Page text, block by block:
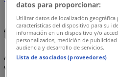
Xxl
Electrolux
A Tiendeo a Shopfully része -
világszerte újragondolja a helyi
datos para proporcionar:
Utilizar datos de localización
características del dispositivo para su
información en un dispositivo y/o
personalizados, medición de
audiencia y desarrollo de servicios.
Lista de asociados (proveedores)